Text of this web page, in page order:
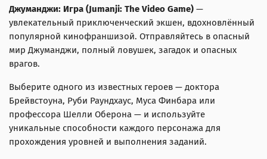
Джуманджи: Игра (Jumanji: The Video Game) —
увлекательный приключенческий экшен, вдохновлённый
популярной кинофраншизой. Отправляйтесь в опасный
мир Джуманджи, полный ловушек, загадок и опасных
врагов.
Выберите одного из известных героев — доктора
Брейвстоуна, Руби Раундхаус, Муса Финбара или
профессора Шелли Оберона — и используйте
уникальные способности каждого персонажа для
прохождения уровней и выполнения заданий.